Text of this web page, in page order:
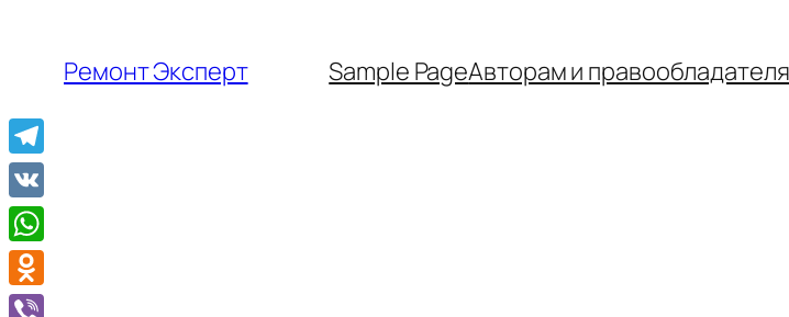
содержимому
Ремонт Эксперт Sample PageАвторам и
Telegram
VK
WhatsApp
Odnoklassniki